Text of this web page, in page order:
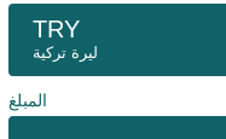
TRY
ليرة تركية
المبلغ